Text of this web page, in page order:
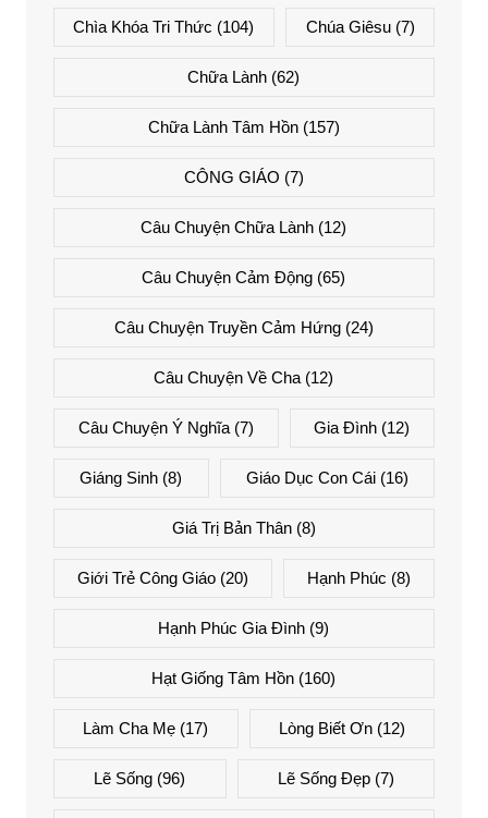
Chìa Khóa Tri Thức (104) Chúa Giêsu(7)
Chữa Lành (62)
Chữa Lành Tâm Hồn(157)
CÔNG GIÁO (7)
Câu Chuyện Chữa Lành (12)
Câu Chuyện Cảm Động (65)
Câu Chuyện Truyền Cảm Hứng(24)
Câu Chuyện Về Cha (12)
Câu Chuyện Ý Nghĩa(7) Gia Đình (12)
Giáng Sinh (8) Giáo Dục Con Cái(16)
Giá Trị Bản Thân(8)
Giới Trẻ Công Giáo(20) Hạnh Phúc (8)
Hạnh Phúc Gia Đình (9)
Hạt Giống Tâm Hồn (160)
Làm Cha Mẹ (17) Lòng Biết Ơn(12)
Lẽ Sống (96) Lẽ Sống Đẹp(7)